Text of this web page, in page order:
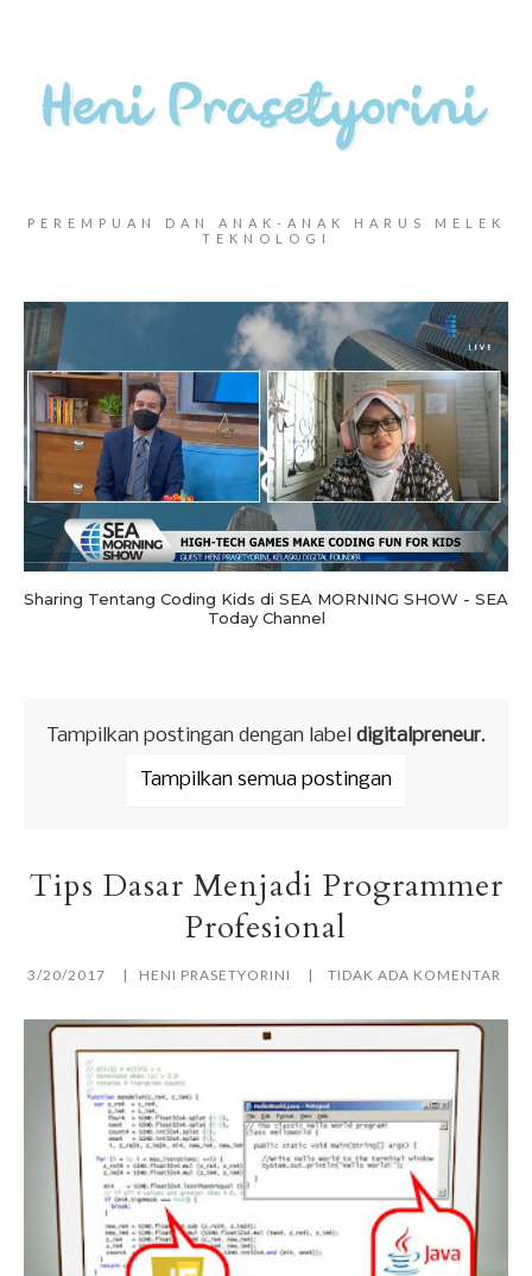
PEREMPUAN DAN ANAK-ANAK HARUS MELEK
TEKNOLOGI
Sharing Tentang Coding Kids di SEA MORNING SHOW - SEA
Today Channel
Tampilkan postingan dengan label digitalpreneur.
Tampilkan semua postingan
Tips Dasar Menjadi Programmer
Profesional
3/20/2017 HENI PRASETYORINI TIDAK ADA KOMENTAR